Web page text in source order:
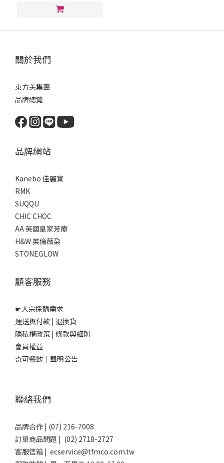
關於我們
東方美集團
品牌總覽
品牌網站
Kanebo 佳麗寶
RMK
SUQQU
CHIC CHOC
AA 英國皇家芳療
H&W 英倫薇朶
STONEGLOW
顧客服務
☛大宗採購需求
運送與付款 | 退換貨
隱私權政策 | 條款與細則
會員權益
奇可餐飲｜聲明公告
聯絡我們
品牌合作 | (07) 216-7008
訂單商品問題 | (02) 2718-2727
客服信箱 | ecservice@tfmco.com.tw